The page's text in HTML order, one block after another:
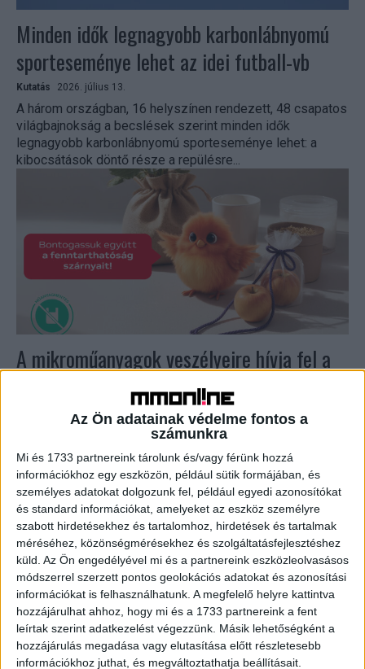
Az Ön adatainak védelme fontos a
számunkra
Mi és 1733 partnereink tárolunk és/vagy férünk hozzá
információkhoz egy eszközön, például sütik formájában, és
személyes adatokat dolgozunk fel, például egyedi azonosítókat
és standard információkat, amelyeket az eszköz személyre
szabott hirdetésekhez és tartalomhoz, hirdetések és tartalmak
méréséhez, közönségmérésekhez és szolgáltatásfejlesztéshez
küld. Az Ön engedélyével mi és a partnereink eszközleolvasásos
módszerrel szerzett pontos geolokációs adatokat és azonosítási
információkat is felhasználhatunk. A megfelelő helyre kattintva
hozzájárulhat ahhoz, hogy mi és a 1733 partnereink a fent
leírtak szerint adatkezelést végezzünk. Másik lehetőségként a
hozzájárulás megadása vagy elutasítása előtt részletesebb
információkhoz juthat, és megváltoztathatja beállításait.
Minden idők legnagyobb karbonlábnyomú
sporteseménye lehet az idei futball-vb
Kutatás 2026. július 13.
A három országban, 16 helyszínen rendezett, 48 csapatos
világbajnokság a becslések szerint minden idők
legnagyobb karbonlábnyomú sporteseménye lehet: a
kibocsátások döntő része a repülésre...
A mikroműanyagok veszélyeire hívja fel a
figyelmet az Auchan
2026. július 6.
A mikroműanyagok ma már szinte mindenhol jelen vannak:
a levegőben, az élelmiszereinkben, a ruháinkban, sőt az
ivóvízben is. Bár szabad szemmel nem láthatók, hatásuk...